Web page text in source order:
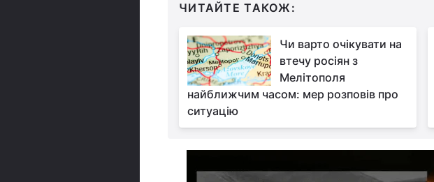
ЧИТАЙТЕ ТАКОЖ:
Чи варто очікувати на
втечу росіян з
Мелітополя
найближчим часом: мер розповів про
ситуацію